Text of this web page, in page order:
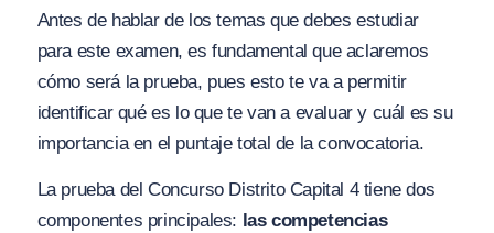
Antes de hablar de los temas que debes estudiar
para este examen, es fundamental que aclaremos
cómo será la prueba, pues esto te va a permitir
identificar qué es lo que te van a evaluar y cuál es su
importancia en el puntaje total de la convocatoria.
La prueba del Concurso Distrito Capital 4 tiene dos
componentes principales: las competencias